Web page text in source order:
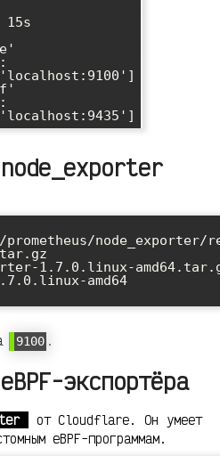
node_exporter/
1.7.0.linux-
amd64
9100 .
экспортёра
от Cloudflare. Он умеет
eBPF-программам.